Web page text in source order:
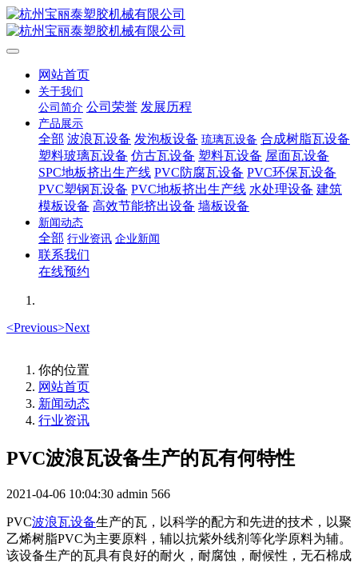
网站首页
关于我们
公司简介 公司荣誉 发展历程
产品展示
全部 波浪瓦设备 发泡板设备 琉璃瓦设备 合成树脂瓦设备
塑料玻璃瓦设备 仿古瓦设备 塑料瓦设备 屋面瓦设备
SPC地板挤出生产线 PVC防腐瓦设备 PVC环保瓦设备
PVC塑钢瓦设备 PVC地板挤出生产线 水处理设备 建筑
模板设备 高效节能挤出设备 墙板设备
新闻动态
全部 行业资讯 企业新闻
联系我们
在线预约
<Previous>Next
你的位置
网站首页
新闻动态
行业资讯
PVC波浪瓦设备生产的瓦有何特性
2021-04-06 10:04:30 admin 566
PVC波浪瓦设备生产的瓦，以科学的配方和先进的技术，以聚
乙烯树脂PVC为主要原料，辅以抗紫外线剂等化学原料为辅。
该设备生产的瓦具有良好的耐火，耐腐蚀，耐候性，无石棉成